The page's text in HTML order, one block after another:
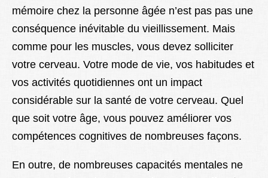
mémoire chez la personne âgée n’est pas pas une
conséquence inévitable du vieillissement. Mais
comme pour les muscles, vous devez solliciter
votre cerveau. Votre mode de vie, vos habitudes et
vos activités quotidiennes ont un impact
considérable sur la santé de votre cerveau. Quel
que soit votre âge, vous pouvez améliorer vos
compétences cognitives de nombreuses façons.
En outre, de nombreuses capacités mentales ne